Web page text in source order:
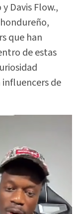
Davis Flow.,
que han
de estas
de